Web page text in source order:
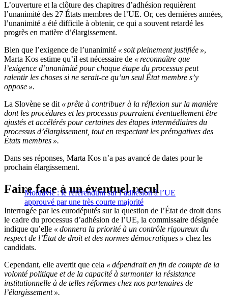
L’ouverture et la clôture des chapitres d’adhésion requièrent
l’unanimité des 27 États membres de l’UE. Or, ces dernières années,
l’unanimité a été difficile à obtenir, ce qui a souvent retardé les
progrès en matière d’élargissement.
Bien que l’exigence de l’unanimité « soit pleinement justifiée »,
Marta Kos estime qu’il est nécessaire de « reconnaître que
l’exigence d’unanimité pour chaque étape du processus peut
ralentir les choses si ne serait-ce qu’un seul État membre s’y
oppose ».
La Slovène se dit « prête à contribuer à la réflexion sur la manière
dont les procédures et les processus pourraient éventuellement être
ajustés et accélérés pour certaines des étapes intermédiaires du
processus d’élargissement, tout en respectant les prérogatives des
États membres ».
Dans ses réponses, Marta Kos n’a pas avancé de dates pour le
prochain élargissement.
Moldavie : le référendum sur l’adhésion à l’UE
approuvé par une très courte majorité
Faire face à un éventuel recul
Interrogée par les eurodéputés sur la question de l’État de droit dans
le cadre du processus d’adhésion de l’UE, la commissaire désignée
indique qu’elle « donnera la priorité à un contrôle rigoureux du
respect de l’État de droit et des normes démocratiques » chez les
candidats.
Cependant, elle avertit que cela « dépendrait en fin de compte de la
volonté politique et de la capacité à surmonter la résistance
institutionnelle à de telles réformes chez nos partenaires de
l’élargissement ».